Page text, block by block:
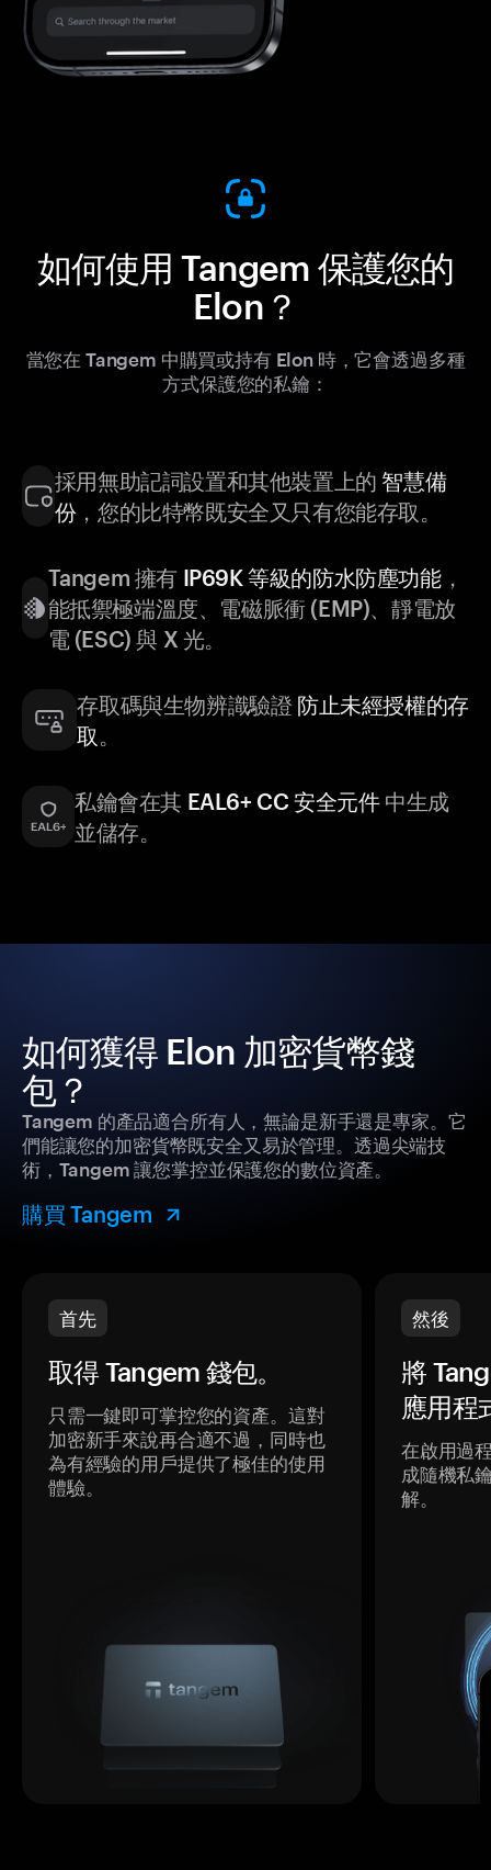
如何使用 Tangem 保護您的
Elon？
當您在 Tangem 中購買或持有 Elon 時，它會透過多種
方式保護您的私鑰：
採用無助記詞設置和其他裝置上的 智慧備
份，您的比特幣既安全又只有您能存取。
Tangem 擁有 IP69K 等級的防水防塵功能，
能抵禦極端溫度、電磁脈衝 (EMP)、靜電放
電 (ESC) 與 X 光。
存取碼與生物辨識驗證 防止未經授權的存
取 。
私鑰會在其 EAL6+ CC 安全元件中生成
並儲存。
如何獲得 Elon 加密貨幣錢
包？
Tangem 的產品適合所有人，無論是新手還是專家。它
們能讓您的加密貨幣既安全又易於管理。透過尖端技
術，Tangem 讓您掌控並保護您的數位資產。
購買 Tangem
首先
取得 Tangem 錢包。
只需一鍵即可掌控您的資產。這對
加密新手來說再合適不過，同時也
為有經驗的用戶提供了極佳的使用
體驗。
然後
將
應用程
在啟用過
成隨機私
解。